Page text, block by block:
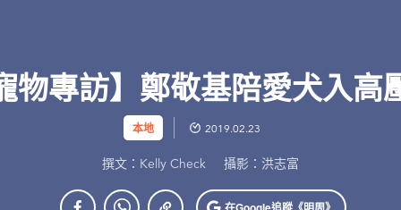
物專訪】鄭敬基陪愛犬入高
本地 2019.02.23
撰文：Kelly Check 攝影：洪志富